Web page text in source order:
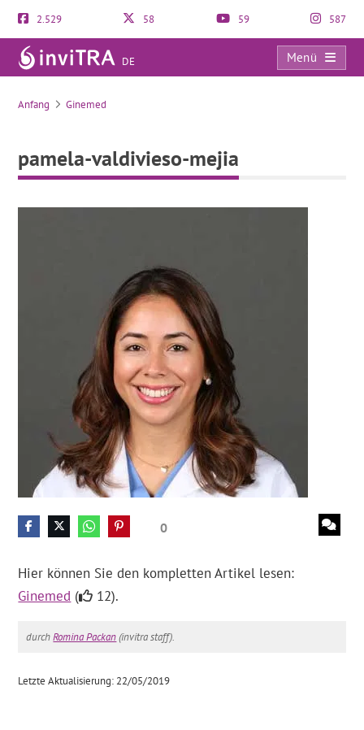
2.529 58 59 587
DE
Menü
pamela-valdivieso-mejia
Anfang Ginemed
pamela-valdivieso-mejia
0
Hier können Sie den kompletten Artikel lesen:
Ginemed ( 12).
durchRomina Packan(invitra staff).
Letzte Aktualisierung: 22/05/2019